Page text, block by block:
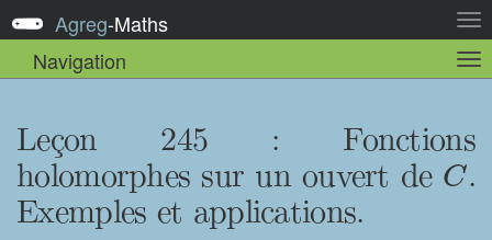
la
Agreg-Maths
Navigation
la
Leçon 245 : Fonctions
holomorphes sur un ouvert de C
C.
Exemples et applications.